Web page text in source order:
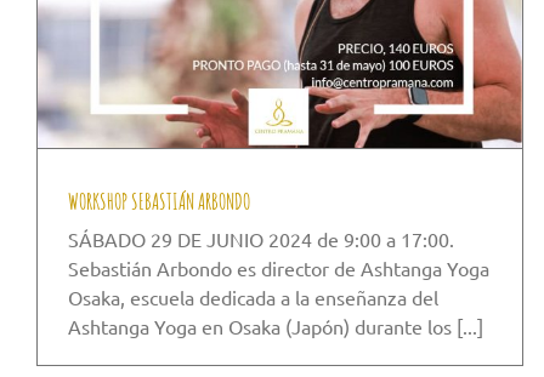
WORKSHOP SEBASTIÁN ARBONDO
SÁBADO 29 DE JUNIO 2024 de 9:00 a 17:00.
Sebastián Arbondo es director de Ashtanga Yoga
Osaka, escuela dedicada a la enseñanza del
Ashtanga Yoga en Osaka (Japón) durante los [...]